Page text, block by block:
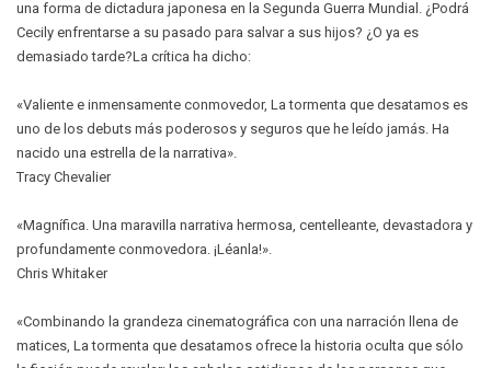
una forma de dictadura japonesa en la Segunda Guerra Mundial. ¿Podrá
Cecily enfrentarse a su pasado para salvar a sus hijos? ¿O ya es
demasiado tarde?La crítica ha dicho:
«Valiente e inmensamente conmovedor, La tormenta que desatamos es
uno de los debuts más poderosos y seguros que he leído jamás. Ha
nacido una estrella de la narrativa».
Tracy Chevalier
«Magnífica. Una maravilla narrativa hermosa, centelleante, devastadora y
profundamente conmovedora. ¡Léanla!».
Chris Whitaker
«Combinando la grandeza cinematográfica con una narración llena de
matices, La tormenta que desatamos ofrece la historia oculta que sólo